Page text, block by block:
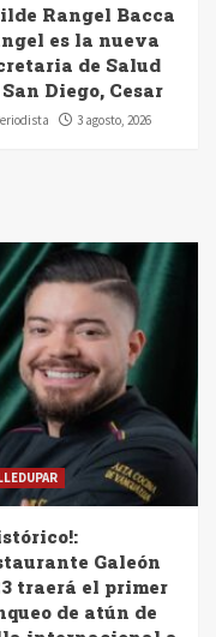
Rangel Bacca
es la nueva
de Salud
Diego, Cesar
3 agosto, 2026
Galeón
traerá el primer
de atún de